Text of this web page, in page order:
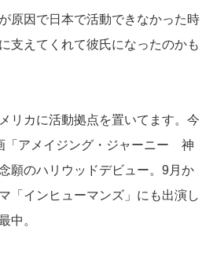
原因で日本で活動できなかった時
支えてくれて彼氏になったのかも
リカに活動拠点を置いてます。今
「アメイジング・ジャーニー 神
願のハリウッドデビュー。9月か
「インヒューマンズ」にも出演し
中。